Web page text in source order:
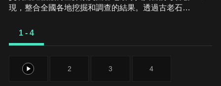
現，整合全國各地挖掘和調查的結果。透過古老石碑
衝突的不為人知真相。
1 - 4
1 2 3 4